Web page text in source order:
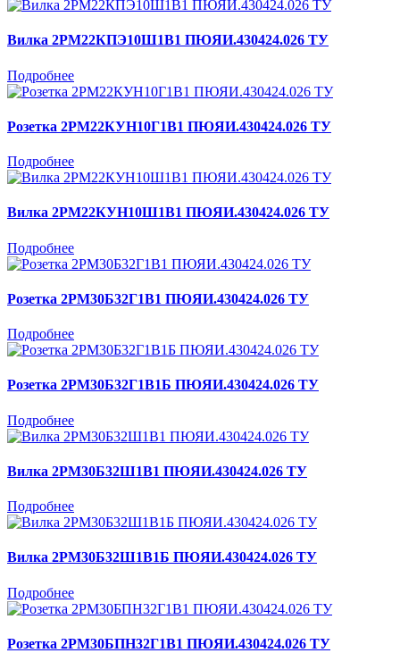
Вилка 2РМ22КПЭ10Ш1В1 ПЮЯИ.430424.026 ТУ
Подробнее
Розетка 2РМ22КУН10Г1В1 ПЮЯИ.430424.026 ТУ
Подробнее
Вилка 2РМ22КУН10Ш1В1 ПЮЯИ.430424.026 ТУ
Подробнее
Розетка 2РМ30Б32Г1В1 ПЮЯИ.430424.026 ТУ
Подробнее
Розетка 2РМ30Б32Г1В1Б ПЮЯИ.430424.026 ТУ
Подробнее
Вилка 2РМ30Б32Ш1В1 ПЮЯИ.430424.026 ТУ
Подробнее
Вилка 2РМ30Б32Ш1В1Б ПЮЯИ.430424.026 ТУ
Подробнее
Розетка 2РМ30БПН32Г1В1 ПЮЯИ.430424.026 ТУ